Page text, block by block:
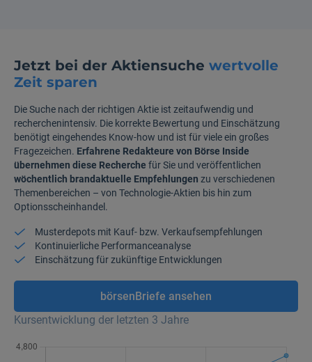
Kursentwicklung der letzten 3 Jahre
Jetzt bei der Aktiensuche wertvolle
Zeit sparen
Die Suche nach der richtigen Aktie ist zeitaufwendig und
recherchenintensiv. Die korrekte Bewertung und Einschätzung
benötigt eingehendes Know-how und ist für viele ein großes
Fragezeichen. Erfahrene Redakteure von Börse Inside
übernehmen diese Recherche für Sie und veröffentlichen
wöchentlich brandaktuelle Empfehlungen zu verschiedenen
Themenbereichen – von Technologie-Aktien bis hin zum
Optionsscheinhandel.
Musterdepots mit Kauf- bzw. Verkaufsempfehlungen
Kontinuierliche Performanceanalyse
Einschätzung für zukünftige Entwicklungen
börsenBriefe ansehen